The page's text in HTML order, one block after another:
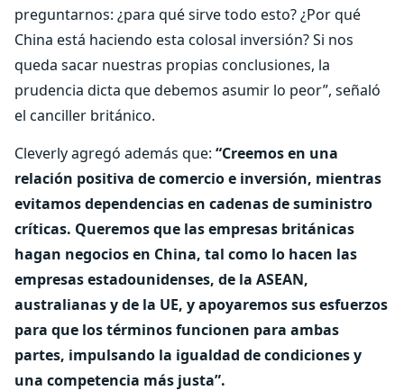
preguntarnos: ¿para qué sirve todo esto? ¿Por qué
China está haciendo esta colosal inversión? Si nos
queda sacar nuestras propias conclusiones, la
prudencia dicta que debemos asumir lo peor”, señaló
el canciller británico.
Cleverly agregó además que: “Creemos en una
relación positiva de comercio e inversión, mientras
evitamos dependencias en cadenas de suministro
críticas. Queremos que las empresas británicas
hagan negocios en China, tal como lo hacen las
empresas estadounidenses, de la ASEAN,
australianas y de la UE, y apoyaremos sus esfuerzos
para que los términos funcionen para ambas
partes, impulsando la igualdad de condiciones y
una competencia más justa”.